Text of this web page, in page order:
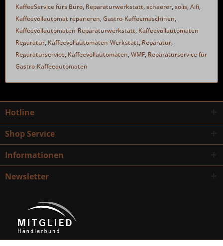
KaffeeService fürs Büro, Reparaturwerkstatt,schaerer,solis,Alfi,
Kaffeevollautomat reparieren,Gastro-Kaffeemaschinen,
Kaffeevollautomaten-Reparaturwerkstatt, Kaffeevollautomaten
Reparatur, Kaffeevollautomaten-Werkstatt, Reparatur,
Reparaturservice, Kaffeevollautomaten,WMF, Reparaturservice für
Gastro-Kaffeeautomaten
Hotline
Shop Service
Informationen
Newsletter